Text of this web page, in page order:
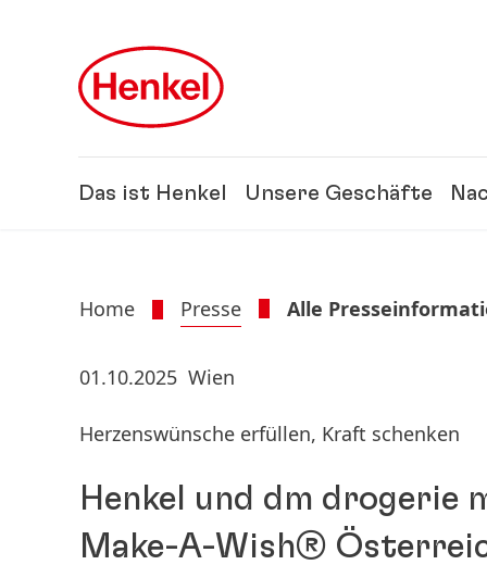
Das ist Henkel Unsere Geschäfte
Home Presse Alle
01.10.2025 Wien
Herzenswünsche erfüllen, Kraft schenken
Henkel und dm
Make-A-Wish®